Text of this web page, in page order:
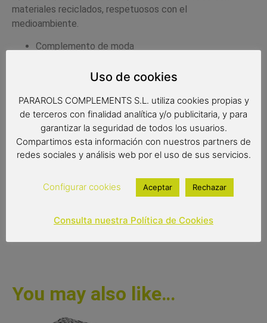
materiales reciclados, respetuosos con el
medioambiente.
Complemento de moda
Paraguas antiviento
Paraguas de 8 varillas de 61 cm
Diámetro: 102 cm
Tipo de apertura: automática
26,90€ (IVA incluido)
You may also like…
Uso de cookies
PARAROLS COMPLEMENTS S.L. utiliza cookies propias y
de terceros con finalidad analítica y/o publicitaria, y para
garantizar la seguridad de todos los usuarios.
Compartimos esta información con nuestros partners de
redes sociales y análisis web por el uso de sus servicios.
Configurar cookies Aceptar Rechazar
Consulta nuestra Política de Cookies